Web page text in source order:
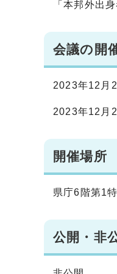
「本邦外出
会議の開
2023年12月
2023年12月
開催場所
県庁6階第1
公開・非